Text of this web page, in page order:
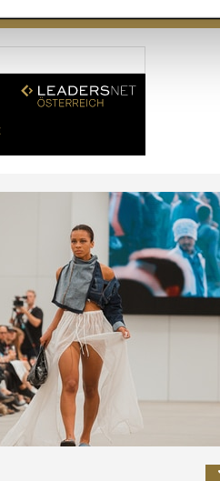
Funktionen für soziale
weiter. Unsere Partner
haben oder die sie im